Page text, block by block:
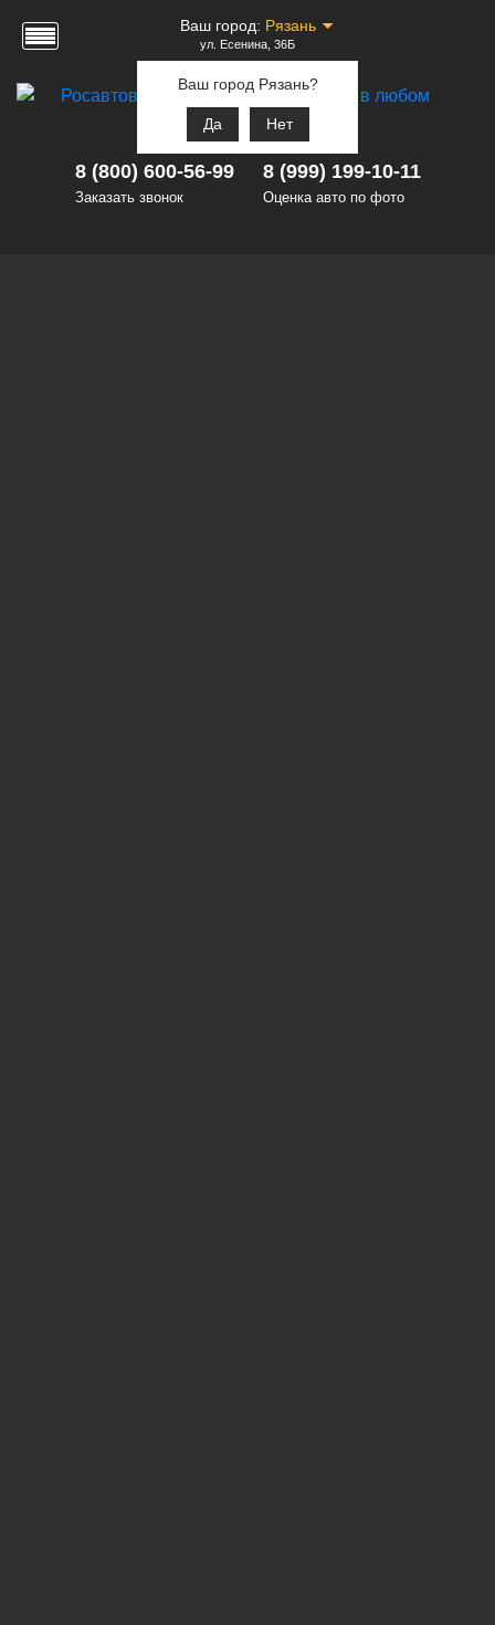
Ваш город: Рязань
Ваш город Рязань?
Да Нет
ул. Есенина, 36Б
8 (800) 600-56-99
Заказать звонок
8 (999) 199-10-11
Оценка авто по фото